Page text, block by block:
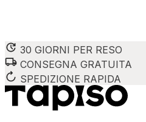
30 GIORNI PER RESO
CONSEGNA GRATUITA
SPEDIZIONE RAPIDA